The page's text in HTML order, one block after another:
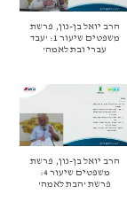
הרב יואל בן-נון, פרשת
משפטים שיעור 1: 'עבד
עברי ובת לאמה'
הרב יואל בן-נון, פרשת
משפטים שיעור 4:
פרשת 'הבת לאמה'